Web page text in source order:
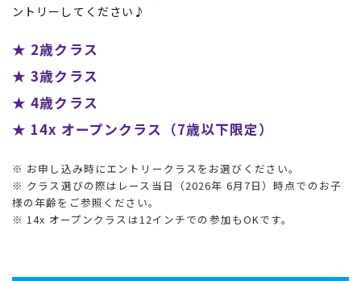
ントリーしてください♪
★ 2歳クラス
★ 3歳クラス
★ 4歳クラス
★ 14x オープンクラス（7歳以下限定）
※ お申し込み時にエントリークラスをお選びください。
※ クラス選びの際はレース当日（2026年 6月7日）時点でのお子
様の年齢をご参照ください。
※ 14x オープンクラスは12インチでの参加もOKです。